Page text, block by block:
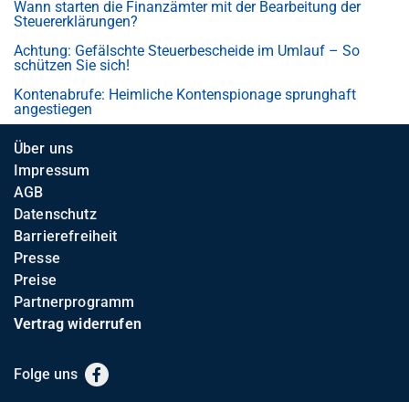
Wann starten die Finanzämter mit der Bearbeitung der
Steuererklärungen?
Achtung: Gefälschte Steuerbescheide im Umlauf – So
schützen Sie sich!
Kontenabrufe: Heimliche Kontenspionage sprunghaft
angestiegen
Über uns
Impressum
AGB
Datenschutz
Barrierefreiheit
Presse
Preise
Partnerprogramm
Vertrag widerrufen
Folge uns Facebook